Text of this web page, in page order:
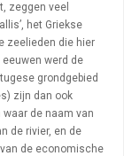
zeggen veel
het Griekse
zeelieden die hier
werd de
grondgebied
zijn dan ook
de naam van
de rivier, en de
de economische